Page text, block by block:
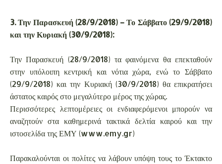
3. Την Παρασκευή (28/9/2018) – Το Σάββατο (29/9/2018)
και την Κυριακή (30/9/2018):
Την Παρασκευή (28/9/2018) τα φαινόμενα θα επεκταθούν
στην υπόλοιπη κεντρική και νότια χώρα, ενώ το Σάββατο
(29/9/2018) και την Κυριακή (30/9/2018) θα επικρατήσει
άστατος καιρός στο μεγαλύτερο μέρος της χώρας.
Περισσότερες λεπτομέρειες οι ενδιαφερόμενοι μπορούν να
αναζητούν στα καθημερινά τακτικά δελτία καιρού και την
ιστοσελίδα της ΕΜΥ (www.emy.gr)
Παρακαλούνται οι πολίτες να λάβουν υπόψη τους το Έκτακτο